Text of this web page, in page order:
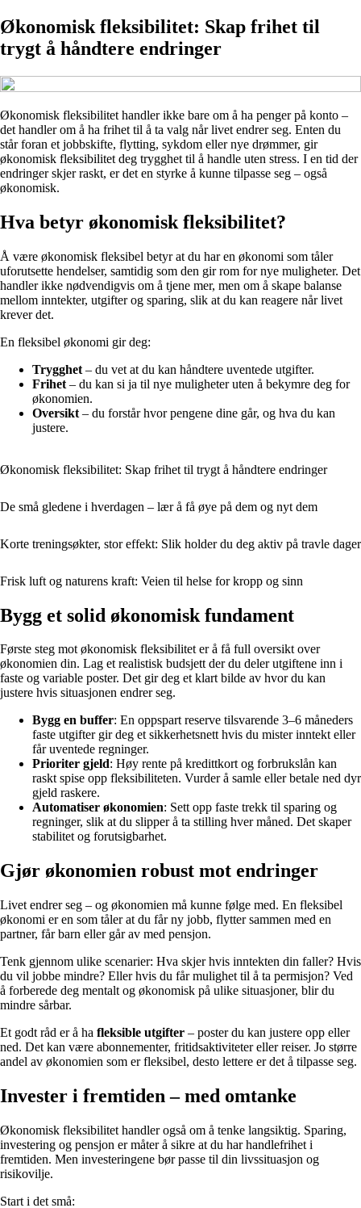
Økonomisk fleksibilitet: Skap frihet til
trygt å håndtere endringer
Økonomisk fleksibilitet handler ikke bare om å ha penger på konto –
det handler om å ha frihet til å ta valg når livet endrer seg. Enten du
står foran et jobbskifte, flytting, sykdom eller nye drømmer, gir
økonomisk fleksibilitet deg trygghet til å handle uten stress. I en tid der
endringer skjer raskt, er det en styrke å kunne tilpasse seg – også
økonomisk.
Hva betyr økonomisk fleksibilitet?
Å være økonomisk fleksibel betyr at du har en økonomi som tåler
uforutsette hendelser, samtidig som den gir rom for nye muligheter. Det
handler ikke nødvendigvis om å tjene mer, men om å skape balanse
mellom inntekter, utgifter og sparing, slik at du kan reagere når livet
krever det.
En fleksibel økonomi gir deg:
Trygghet – du vet at du kan håndtere uventede utgifter.
Frihet – du kan si ja til nye muligheter uten å bekymre deg for
økonomien.
Oversikt – du forstår hvor pengene dine går, og hva du kan
justere.
Økonomisk fleksibilitet: Skap frihet til trygt å håndtere endringer
De små gledene i hverdagen – lær å få øye på dem og nyt dem
Korte treningsøkter, stor effekt: Slik holder du deg aktiv på travle dager
Frisk luft og naturens kraft: Veien til helse for kropp og sinn
Bygg et solid økonomisk fundament
Første steg mot økonomisk fleksibilitet er å få full oversikt over
økonomien din. Lag et realistisk budsjett der du deler utgiftene inn i
faste og variable poster. Det gir deg et klart bilde av hvor du kan
justere hvis situasjonen endrer seg.
Bygg en buffer: En oppspart reserve tilsvarende 3–6 måneders
faste utgifter gir deg et sikkerhetsnett hvis du mister inntekt eller
får uventede regninger.
Prioriter gjeld: Høy rente på kredittkort og forbrukslån kan
raskt spise opp fleksibiliteten. Vurder å samle eller betale ned dyr
gjeld raskere.
Automatiser økonomien: Sett opp faste trekk til sparing og
regninger, slik at du slipper å ta stilling hver måned. Det skaper
stabilitet og forutsigbarhet.
Gjør økonomien robust mot endringer
Livet endrer seg – og økonomien må kunne følge med. En fleksibel
økonomi er en som tåler at du får ny jobb, flytter sammen med en
partner, får barn eller går av med pensjon.
Tenk gjennom ulike scenarier: Hva skjer hvis inntekten din faller? Hvis
du vil jobbe mindre? Eller hvis du får mulighet til å ta permisjon? Ved
å forberede deg mentalt og økonomisk på ulike situasjoner, blir du
mindre sårbar.
Et godt råd er å ha fleksible utgifter – poster du kan justere opp eller
ned. Det kan være abonnementer, fritidsaktiviteter eller reiser. Jo større
andel av økonomien som er fleksibel, desto lettere er det å tilpasse seg.
Invester i fremtiden – med omtanke
Økonomisk fleksibilitet handler også om å tenke langsiktig. Sparing,
investering og pensjon er måter å sikre at du har handlefrihet i
fremtiden. Men investeringene bør passe til din livssituasjon og
risikovilje.
Start i det små: